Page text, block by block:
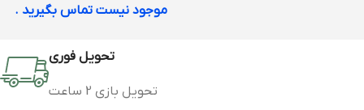
موجود نیست تماس بگیرید .
تحویل فوری
تحویل بازی 2 ساعت